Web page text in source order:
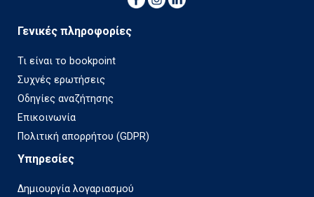
Γενικές πληροφορίες
Τι είναι το bookpoint
Συχνές ερωτήσεις
Οδηγίες αναζήτησης
Επικοινωνία
Πολιτική απορρήτου (GDPR)
Υπηρεσίες
Δημιουργία λογαριασμού